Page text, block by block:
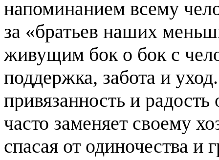
напоминанием всему
за «братьев наших
живущим бок о бок с
поддержка, забота и
привязанность и
часто заменяет своему
спасая от одиночества и